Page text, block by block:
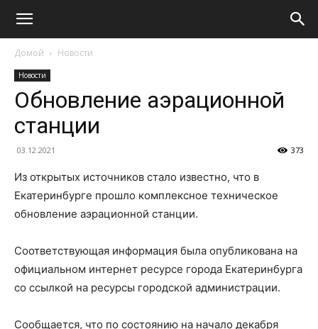
Домой Новости
Новости
Обновление аэрационной
станции
03.12.2021 373
Из открытых источников стало известно, что в
Екатеринбурге прошло комплексное техническое
обновление аэрационной станции.
Соответствующая информация была опубликована на
официальном интернет ресурсе города Екатеринбурга
со ссылкой на ресурсы городской администрации.
Сообщается, что по состоянию на начало декабря